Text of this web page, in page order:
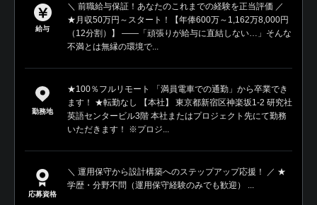
給与
＼ 前職給与保証！あなたのこれまでの経験を正当評価 ／
★月収50万円～スタート！【年俸600万～1,162万8,000円
（12分割）】 ――「頑張りが給与に直結しない…」そんな
不満とは無縁の環境で...
勤務地
★100％フルリモート 「満員電車での通勤」から卒業でき
ます！ ★転勤なし 【本社】 東京都新宿区神楽坂1-2 研究社
英語センタービル3階 本社またはプロジェクト先にて勤務
いただきます！ ※プロジ...
応募資格
＼ 運用保守から設計構築へのステップアップ応援！ ／ ★
学歴・分野不問（運用保守経験のみでも歓迎） ...